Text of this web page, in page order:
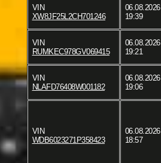
VIN
XW8JF25L2CH701246
06.08.2026
19:39
VIN
RUMKEC978GV069415
06.08.2026
19:21
VIN
NLAFD76408W001182
06.08.2026
19:06
VIN
WDB6023271P358423
06.08.2026
18:57